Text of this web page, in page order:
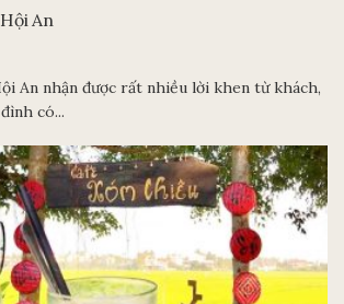
An
An nhận được rất nhiều lời khen từ khách,
có...